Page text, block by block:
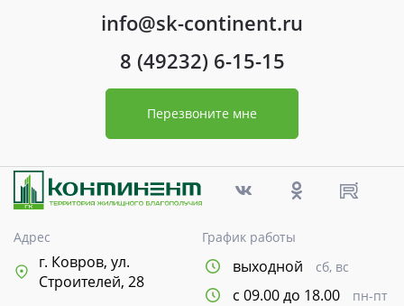
info@sk-continent.ru
8 (49232) 6-15-15
Перезвоните мне
Адрес
г. Ковров, ул.
Строителей, 28
График работы
выходной сб, вс
с 09.00 до 18.00 пн-пт